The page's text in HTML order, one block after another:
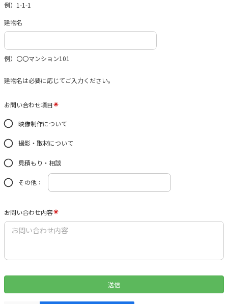
例）1-1-1
建物名
例）〇〇マンション101
建物名は必要に応じてご入力ください。
お問い合わせ項目
映像制作について
撮影・取材について
見積もり・相談
その他：
お問い合わせ内容
送信